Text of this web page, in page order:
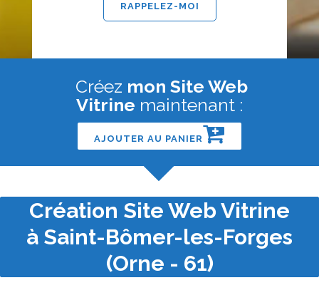
Créez mon Site Web
Vitrine maintenant :
AJOUTER AU PANIER
Création Site Web Vitrine
à Saint-Bômer-les-Forges
(Orne - 61)